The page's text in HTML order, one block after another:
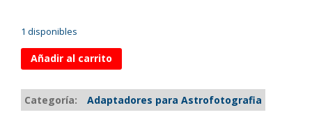
1 disponibles
Añadir al carrito
Categoría:
Adaptadores para Astrofotografia